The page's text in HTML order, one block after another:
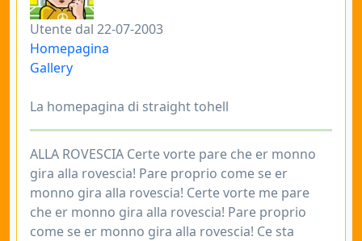
Utente dal 22-07-2003
Homepagina
Gallery
La homepagina di straight tohell
ALLA ROVESCIA Certe vorte pare che er monno
gira alla rovescia! Pare proprio come se er
monno gira alla rovescia! Certe vorte me pare
che er monno gira alla rovescia! Pare proprio
come se er monno gira alla rovescia! Ce sta